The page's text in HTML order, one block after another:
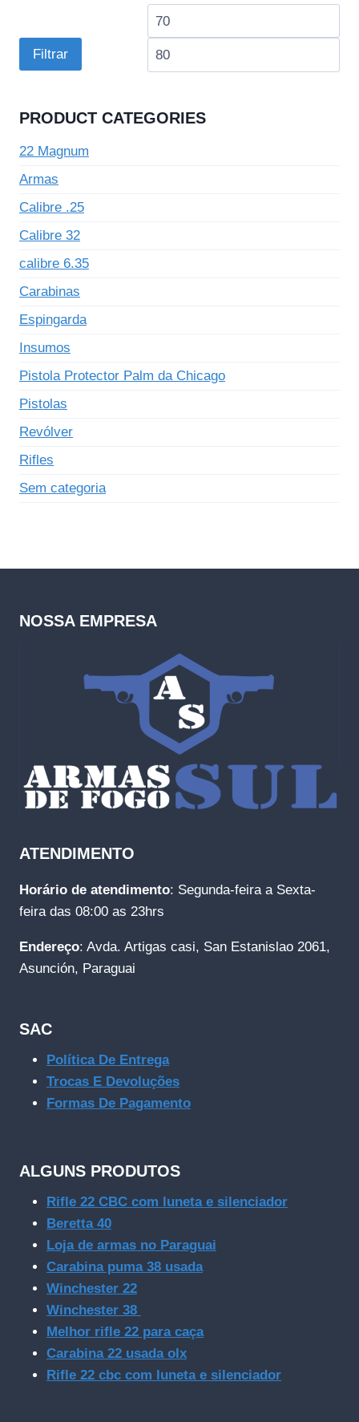
Preço
Filtrar
PRODUCT CATEGORIES
22 Magnum
Armas
Calibre .25
Calibre 32
calibre 6.35
Carabinas
Espingarda
Insumos
Pistola Protector Palm da Chicago
Pistolas
Revólver
Rifles
Sem categoria
NOSSA EMPRESA
ATENDIMENTO
Horário de atendimento: Segunda-feira a Sexta-
feira das 08:00 as 23hrs
Endereço: Avda. Artigas casi, San Estanislao 2061,
Asunción, Paraguai
SAC
Política De Entrega
Trocas E Devoluções
Formas De Pagamento
ALGUNS PRODUTOS
Rifle 22 CBC com luneta e silenciador
Beretta 40
Loja de armas no Paraguai
Carabina puma 38 usada
Winchester 22
Winchester 38
Melhor rifle 22 para caça
Carabina 22 usada olx
Rifle 22 cbc com luneta e silenciador